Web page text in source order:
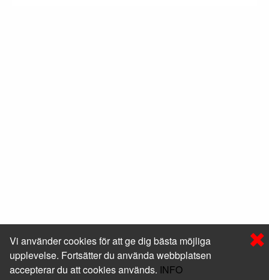
Vi använder cookies för att ge dig bästa möjliga
upplevelse. Fortsätter du använda webbplatsen
accepterar du att cookies används. INFO